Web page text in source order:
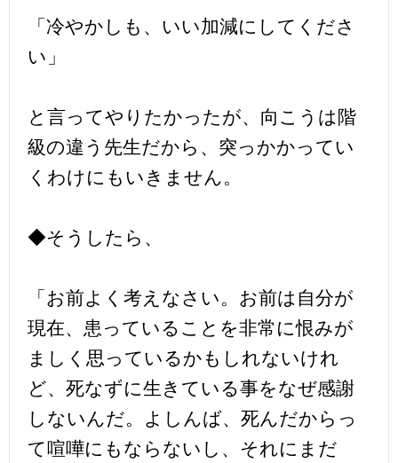
「冷やかしも、いい加減にしてくださ
い」
と言ってやりたかったが、向こうは階
級の違う先生だから、突っかかってい
くわけにもいきません。
◆そうしたら、
「お前よく考えなさい。お前は自分が
現在、患っていることを非常に恨みが
ましく思っているかもしれないけれ
ど、死なずに生きている事をなぜ感謝
しないんだ。よしんば、死んだからっ
て喧嘩にもならないし、それにまだ